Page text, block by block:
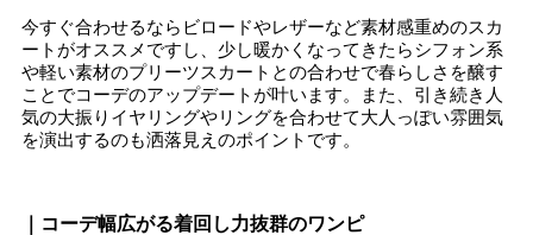
今すぐ合わせるならビロードやレザーなど素材感重めのスカ
ートがオススメですし、少し暖かくなってきたらシフォン系
や軽い素材のプリーツスカートとの合わせで春らしさを醸す
ことでコーデのアップデートが叶います。また、引き続き人
気の大振りイヤリングやリングを合わせて大人っぽい雰囲気
を演出するのも洒落見えのポイントです。
｜コーデ幅広がる着回し力抜群のワンピ